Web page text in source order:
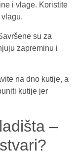
i vlage. Koristite
su za
zapreminu i
na dno kutije, a
kutije jer
–